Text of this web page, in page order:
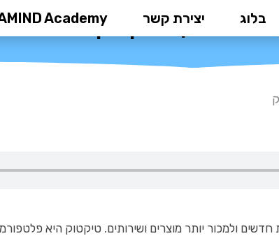
בלוג יצירת קשר Academyקידום ממומן בטיקטוק
ולמכור יותר מוצרים ושירותים. טיקטוק היא